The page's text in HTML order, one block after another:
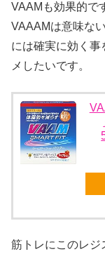
VAAMも効果的で
VAAAMは意味な
には確実に効く事
メしたいです。
筋トレにこのレジ